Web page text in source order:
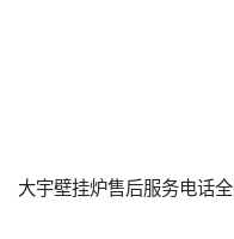
大宇壁挂炉售后服务电话全